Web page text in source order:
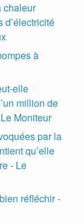
chaleur
d’électricité
à
elle
million de
Moniteur
par la
qu’elle
- Le
réfléchir -